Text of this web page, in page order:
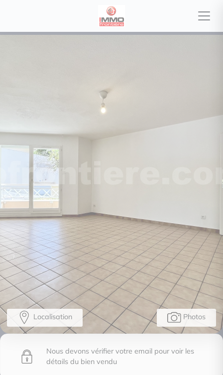
Photos
Localisation
Nous devons vérifier votre email pour voir les
détails du bien vendu